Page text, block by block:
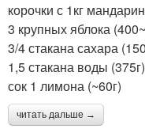
корочки с 1кг
3 крупных яблока
3/4 стакана сахара
1,5 стакана воды
сок 1 лимона (~60г)
читать дальше →